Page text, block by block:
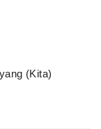
(Kita)